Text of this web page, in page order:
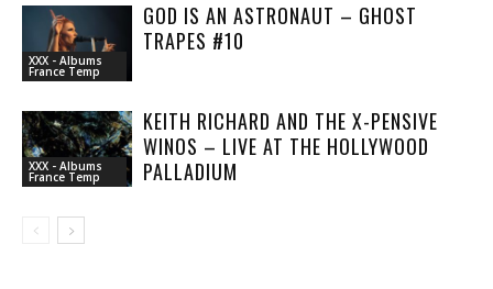
XXX - Albums
France Temp
GOD IS AN ASTRONAUT – GHOST
TRAPES #10
XXX - Albums
France Temp
KEITH RICHARD AND THE X-PENSIVE
WINOS – LIVE AT THE HOLLYWOOD
PALLADIUM